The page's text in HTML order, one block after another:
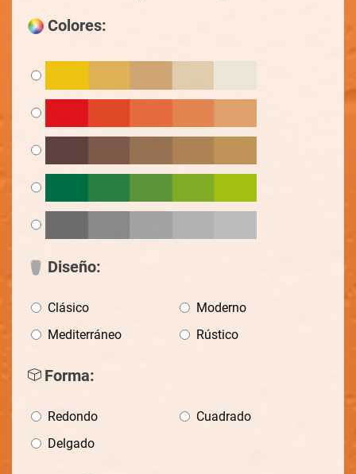
Colores:
Diseño:
Clásico
Moderno
Mediterráneo
Rústico
Forma:
Redondo
Cuadrado
Delgado